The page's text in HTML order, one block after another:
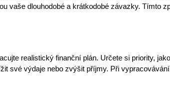
vaše dlouhodobé a krátkodobé závazky. Tímto
realistický finanční plán. Určete si priority,
své výdaje nebo zvýšit příjmy. Při